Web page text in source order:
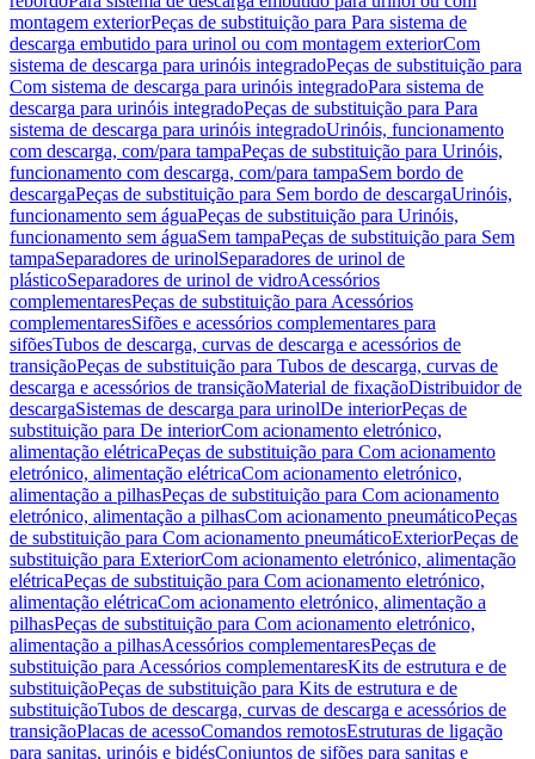
montagem exteriorPeças de substituição para Para sistema de
descarga embutido para urinol ou com montagem exteriorCom
sistema de descarga para urinóis integradoPeças de substituição para
Com sistema de descarga para urinóis integradoPara sistema de
descarga para urinóis integradoPeças de substituição para Para
sistema de descarga para urinóis integradoUrinóis, funcionamento
com descarga, com/para tampaPeças de substituição para Urinóis,
funcionamento com descarga, com/para tampaSem bordo de
descargaPeças de substituição para Sem bordo de descargaUrinóis,
funcionamento sem águaPeças de substituição para Urinóis,
funcionamento sem águaSem tampaPeças de substituição para Sem
tampaSeparadores de urinolSeparadores de urinol de
plásticoSeparadores de urinol de vidroAcessórios
complementaresPeças de substituição para Acessórios
complementaresSifões e acessórios complementares para
sifõesTubos de descarga, curvas de descarga e acessórios de
transiçãoPeças de substituição para Tubos de descarga, curvas de
descarga e acessórios de transiçãoMaterial de fixaçãoDistribuidor de
descargaSistemas de descarga para urinolDe interiorPeças de
substituição para De interiorCom acionamento eletrónico,
alimentação elétricaPeças de substituição para Com acionamento
eletrónico, alimentação elétricaCom acionamento eletrónico,
alimentação a pilhasPeças de substituição para Com acionamento
eletrónico, alimentação a pilhasCom acionamento pneumáticoPeças
de substituição para Com acionamento pneumáticoExteriorPeças de
substituição para ExteriorCom acionamento eletrónico, alimentação
elétricaPeças de substituição para Com acionamento eletrónico,
alimentação elétricaCom acionamento eletrónico, alimentação a
pilhasPeças de substituição para Com acionamento eletrónico,
alimentação a pilhasAcessórios complementaresPeças de
substituição para Acessórios complementaresKits de estrutura e de
substituiçãoPeças de substituição para Kits de estrutura e de
substituiçãoTubos de descarga, curvas de descarga e acessórios de
transiçãoPlacas de acessoComandos remotosEstruturas de ligação
para sanitas, urinóis e bidésConjuntos de sifões para sanitas e